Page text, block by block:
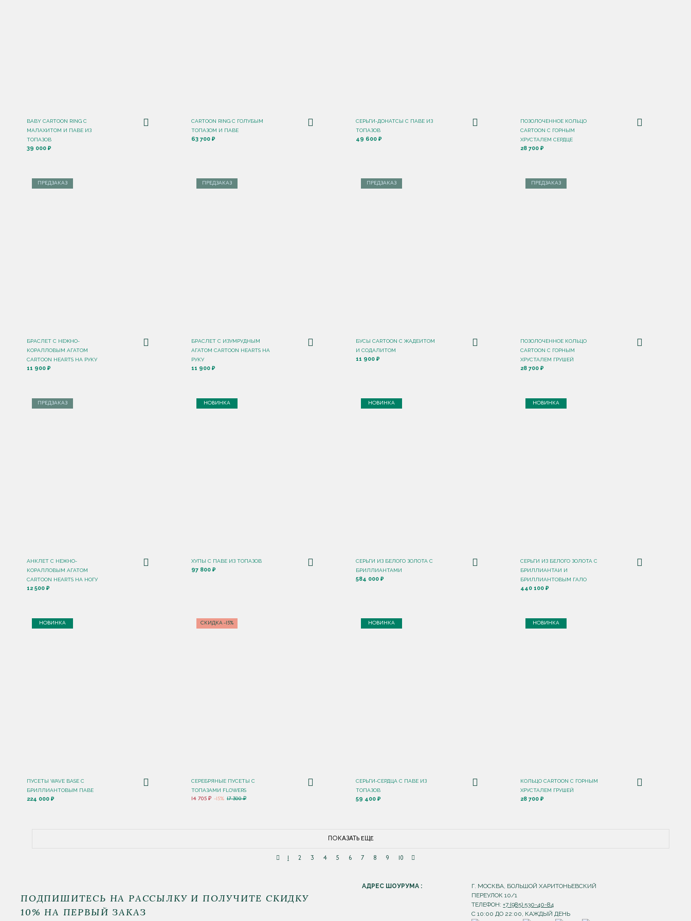
BABY CARTOON RING С
МАЛАХИТОМ И ПАВЕ ИЗ
ТОПАЗОВ
39 000 ₽
CARTOON RING С ГОЛУБЫМ
ТОПАЗОМ И ПАВЕ
63 700 ₽
СЕРЬГИ-ДОНАТСЫ С ПАВЕ ИЗ
ТОПАЗОВ
49 600 ₽
ПОЗОЛОЧЕННОЕ КОЛЬЦО
CARTOON C ГОРНЫМ
ХРУСТАЛЕМ СЕРДЦЕ
28 700 ₽
ПРЕДЗАКАЗ
БРАСЛЕТ С НЕЖНО-
КОРАЛЛОВЫМ АГАТОМ
CARTOON HEARTS НА РУКУ
11 900 ₽
ПРЕДЗАКАЗ
БРАСЛЕТ С ИЗУМРУДНЫМ
АГАТОМ CARTOON HEARTS НА
РУКУ
11 900 ₽
ПРЕДЗАКАЗ
БУСЫ CARTOON С ЖАДЕИТОМ
И СОДАЛИТОМ
11 900 ₽
ПРЕДЗАКАЗ
ПОЗОЛОЧЕННОЕ КОЛЬЦО
CARTOON C ГОРНЫМ
ХРУСТАЛЕМ ГРУШЕЙ
28 700 ₽
ПРЕДЗАКАЗ
АНКЛЕТ С НЕЖНО-
КОРАЛЛОВЫМ АГАТОМ
CARTOON HEARTS НА НОГУ
12 500 ₽
НОВИНКА
ХУПЫ С ПАВЕ ИЗ ТОПАЗОВ
97 800 ₽
НОВИНКА
СЕРЬГИ ИЗ БЕЛОГО ЗОЛОТА С
БРИЛЛИАНТАМИ
584 000 ₽
НОВИНКА
СЕРЬГИ ИЗ БЕЛОГО ЗОЛОТА С
БРИЛЛИАНТАИ И
БРИЛЛИАНТОВЫМ ГАЛО
440 100 ₽
НОВИНКА
ПУСЕТЫ WAVE BASE С
БРИЛЛИАНТОВЫМ ПАВЕ
224 000 ₽
СКИДКА -15%
СЕРЕБРЯНЫЕ ПУСЕТЫ С
ТОПАЗАМИ FLOWERS
14 705 ₽ -15% 17 300 ₽
НОВИНКА
СЕРЬГИ-СЕРДЦА С ПАВЕ ИЗ
ТОПАЗОВ
59 400 ₽
НОВИНКА
КОЛЬЦО CARTOON C ГОРНЫМ
ХРУСТАЛЕМ ГРУШЕЙ
28 700 ₽
ПОКАЗАТЬ ЕЩЕ
2 3 4 5 6 7 8 9 10
ПОДПИШИТЕСЬ НА РАССЫЛКУ И ПОЛУЧИТЕ СКИДКУ
10% НА ПЕРВЫЙ ЗАКАЗ
АДРЕС ШОУРУМА :
Г. МОСКВА, БОЛЬШОЙ ХАРИТОНЬЕВСКИЙ
ПЕРЕУЛОК 10/1
ТЕЛЕФОН:+7 (985) 530-40-84
С 10:00 ДО 22:00, КАЖДЫЙ ДЕНЬ